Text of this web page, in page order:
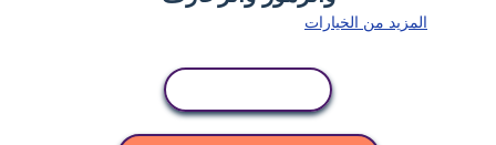
المزيد من الخيارات